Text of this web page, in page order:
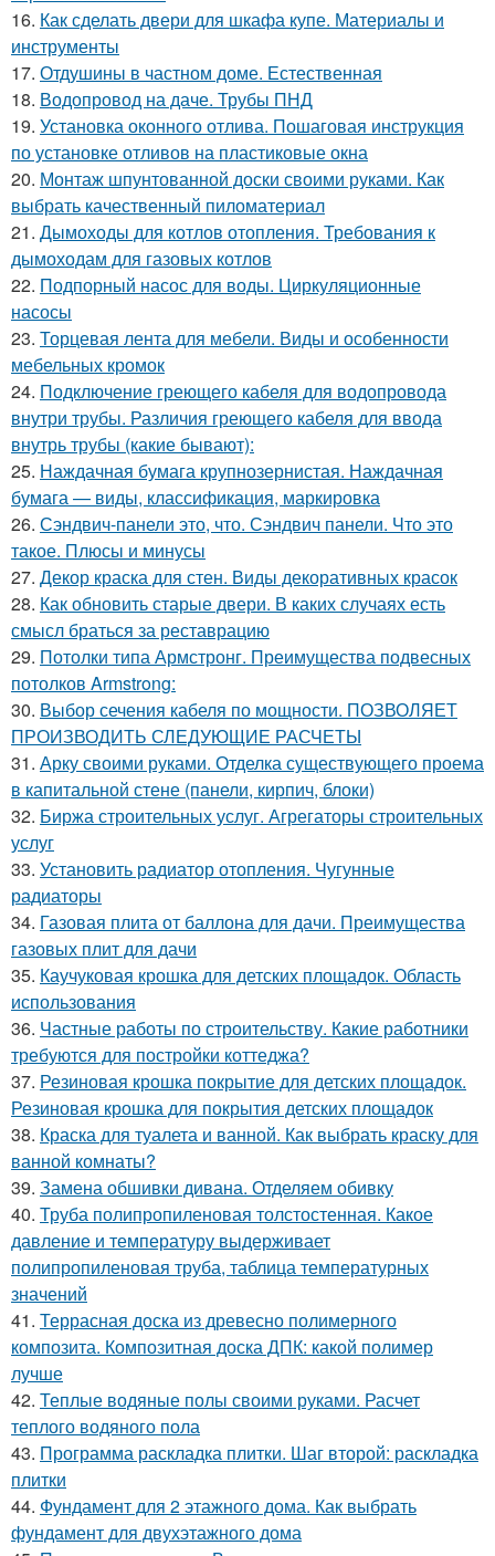
16. Как сделать двери для шкафа купе. Материалы и
инструменты
17. Отдушины в частном доме. Естественная
18. Водопровод на даче. Трубы ПНД
19. Установка оконного отлива. Пошаговая инструкция
по установке отливов на пластиковые окна
20. Монтаж шпунтованной доски своими руками. Как
выбрать качественный пиломатериал
21. Дымоходы для котлов отопления. Требования к
дымоходам для газовых котлов
22. Подпорный насос для воды. Циркуляционные
насосы
23. Торцевая лента для мебели. Виды и особенности
мебельных кромок
24. Подключение греющего кабеля для водопровода
внутри трубы. Различия греющего кабеля для ввода
внутрь трубы (какие бывают):
25. Наждачная бумага крупнозернистая. Наждачная
бумага — виды, классификация, маркировка
26. Сэндвич-панели это, что. Сэндвич панели. Что это
такое. Плюсы и минусы
27. Декор краска для стен. Виды декоративных красок
28. Как обновить старые двери. В каких случаях есть
смысл браться за реставрацию
29. Потолки типа Армстронг. Преимущества подвесных
потолков Armstrong:
30. Выбор сечения кабеля по мощности. ПОЗВОЛЯЕТ
ПРОИЗВОДИТЬ СЛЕДУЮЩИЕ РАСЧЕТЫ
31. Арку своими руками. Отделка существующего проема
в капитальной стене (панели, кирпич, блоки)
32. Биржа строительных услуг. Агрегаторы строительных
услуг
33. Установить радиатор отопления. Чугунные
радиаторы
34. Газовая плита от баллона для дачи. Преимущества
газовых плит для дачи
35. Каучуковая крошка для детских площадок. Область
использования
36. Частные работы по строительству. Какие работники
требуются для постройки коттеджа?
37. Резиновая крошка покрытие для детских площадок.
Резиновая крошка для покрытия детских площадок
38. Краска для туалета и ванной. Как выбрать краску для
ванной комнаты?
39. Замена обшивки дивана. Отделяем обивку
40. Труба полипропиленовая толстостенная. Какое
давление и температуру выдерживает
полипропиленовая труба, таблица температурных
значений
41. Террасная доска из древесно полимерного
композита. Композитная доска ДПК: какой полимер
лучше
42. Теплые водяные полы своими руками. Расчет
теплого водяного пола
43. Программа раскладка плитки. Шаг второй: раскладка
плитки
44. Фундамент для 2 этажного дома. Как выбрать
фундамент для двухэтажного дома